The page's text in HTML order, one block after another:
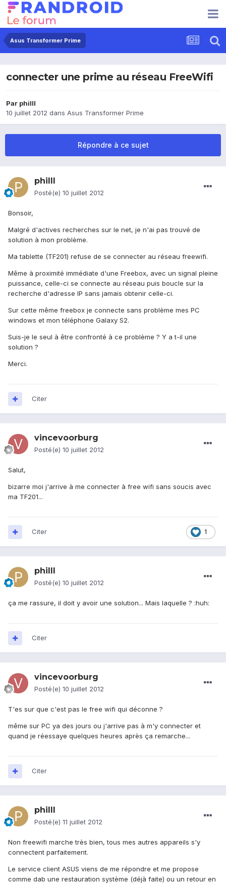
Asus Transformer Prime
connecter une prime au réseau FreeWifi
Par philll
10 juillet 2012 dans Asus Transformer Prime
Répondre à ce sujet
philll
Posté(e) 10 juillet 2012
Bonsoir,
Malgré d'actives recherches sur le net, je n'ai pas trouvé de
solution à mon problème.
Ma tablette (TF201) refuse de se connecter au réseau freewifi.
Même à proximité immédiate d'une Freebox, avec un signal pleine
puissance, celle-ci se connecte au réseau puis boucle sur la
recherche d'adresse IP sans jamais obtenir celle-ci.
Sur cette même freebox je connecte sans problème mes PC
windows et mon téléphone Galaxy S2.
Suis-je le seul à être confronté à ce problème ? Y a t-il une
solution ?
Merci.
Citer
vincevoorburg
Posté(e) 10 juillet 2012
Salut,
bizarre moi j'arrive à me connecter à free wifi sans soucis avec
ma TF201...
1
Citer
philll
Posté(e) 10 juillet 2012
ça me rassure, il doit y avoir une solution... Mais laquelle ? :huh:
Citer
vincevoorburg
Posté(e) 10 juillet 2012
T'es sur que c'est pas le free wifi qui déconne ?
même sur PC ya des jours ou j'arrive pas à m'y connecter et
quand je réessaye quelques heures après ça remarche...
Citer
philll
Posté(e) 11 juillet 2012
Non freewifi marche très bien, tous mes autres appareils s'y
connectent parfaitement.
Le service client ASUS viens de me répondre et me propose
comme dab une restauration système (déjà faite) ou un retour en